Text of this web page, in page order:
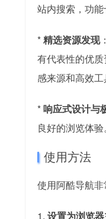
站内搜索，功能
*精选资源发现
有代表性的优
感来源和高效工
*响应式设计与
良好的浏览体
使用方法
使用阿酷导航非
1. 设置为浏览